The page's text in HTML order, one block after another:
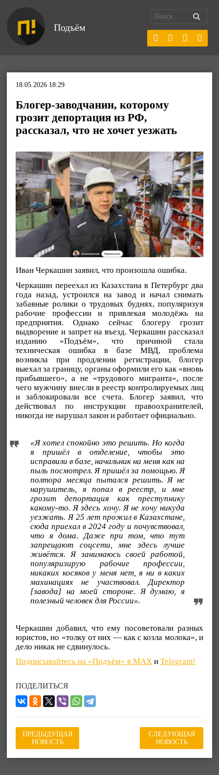
Подъём
18.05.2026 18:29
Блогер-заводчанин, которому
грозит депортация из РФ,
рассказал, что не хочет уезжать
Иван Черкашин заявил, что произошла ошибка.
Черкашин переехал из Казахстана в Петербург два
года назад, устроился на завод и начал снимать
забавные ролики о трудовых буднях, популяризуя
рабочие профессии и привлекая молодёжь на
предприятия. Однако сейчас блогеру грозит
выдворение и запрет на въезд. Черкашин рассказал
изданию «Подъём», что причиной стала
техническая ошибка в базе МВД, проблема
возникла при продлении регистрации, блогер
выехал за границу, органы оформили его как «вновь
прибывшего», а не «трудового мигранта», после
чего мужчину внесли в реестр контролируемых лиц
и заблокировали все счета. Блогер заявил, что
действовал по инструкции правоохранителей,
никогда не нарушал закон и работает официально.
«Я хотел спокойно это решить. Но когда
я пришёл в отделение, чтобы это
исправили в базе, начальник на меня как на
пыль посмотрел. Я пришёл за помощью. Я
полтора месяца пытался решить. Я не
нарушитель, я попал в реестр, и мне
грозит депортация как преступнику
какому-то. Я здесь хочу. Я не хочу никуда
уезжать. Я 25 лет прожил в Казахстане,
сюда приехал в 2024 году и почувствовал,
что я дома. Даже при том, что тут
запрещают соцсети, мне здесь лучше
живётся. Я занимаюсь своей работой,
популяризирую рабочие профессии,
никаких косяков у меня нет, я ни в каких
махинациях не участвовал. Директор
[завода] на моей стороне. Я думаю, я
полезный человек для России».
Черкашин добавил, что ему посоветовали разных
юристов, но «толку от них — как с козла молока», и
дело никак не сдвинулось.
Подписывайтесь на «Подъём» в MAX и Telegram!
ПОДЕЛИТЬСЯ
ПРЕДЫДУЩАЯ
НОВОСТЬ
СЛЕДУЮЩАЯ
НОВОСТЬ